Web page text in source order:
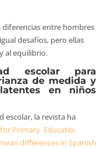
entre hombres
desafíos, pero ellas
al equilibrio.
escolar para
de medida y
en niños
escolar, la revista ha
Primary Educatio:
differences in Spanish